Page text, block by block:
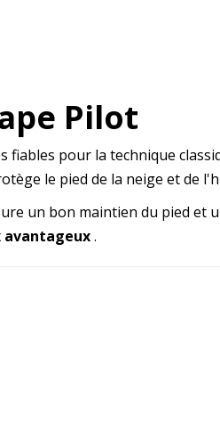
Pilot
fiables pour la technique
le pied de la neige et de
un bon maintien du pied et
avantageux.